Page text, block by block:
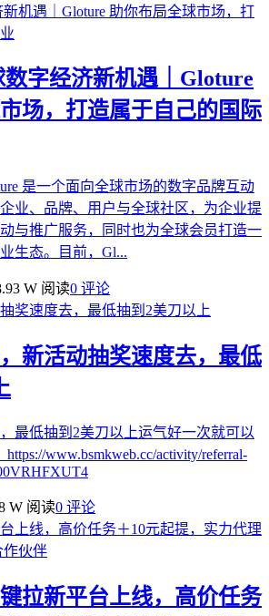
数字经济新机遇｜Gloture
场，打造属于自己的国际
是一个面向全球市场的数字品牌互动
业、品牌、用户与全球社区，为企业提
与推广服务，同时也为全球会员打造一
生态。目前，Gl...
W 阅读0 评论
新活动抽奖速度去，最低
最低抽到2美刀以上运气好一次就可以
www.bsmkweb.cc/activity/referral-
W 阅读0 评论
拉新平台上线，高价任务